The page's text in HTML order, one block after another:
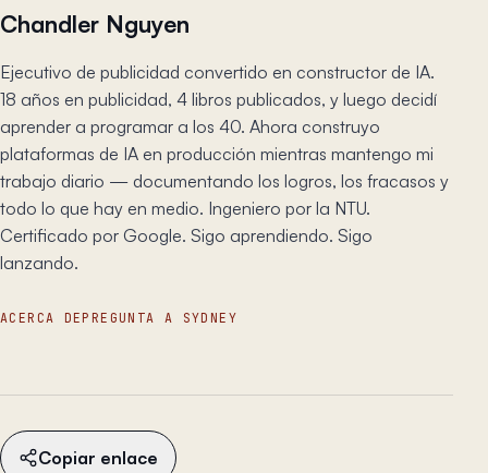
Chandler Nguyen
Ejecutivo de publicidad convertido en constructor de IA.
18 años en publicidad, 4 libros publicados, y luego decidí
aprender a programar a los 40. Ahora construyo
plataformas de IA en producción mientras mantengo mi
trabajo diario — documentando los logros, los fracasos y
todo lo que hay en medio. Ingeniero por la NTU.
Certificado por Google. Sigo aprendiendo. Sigo
lanzando.
ACERCA DE PREGUNTA A SYDNEY
Copiar enlace